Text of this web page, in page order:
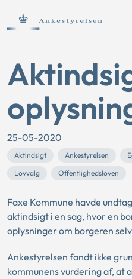
25-05-2020
Aktindsigt Ankestyrelsen
Lovvalg
Offentlighedsloven
Faxe Kommune havde
aktindsigt i en sag, hvor en
oplysninger om borgeren
Ankestyrelsen fandt ikke
kommunens vurdering af, at